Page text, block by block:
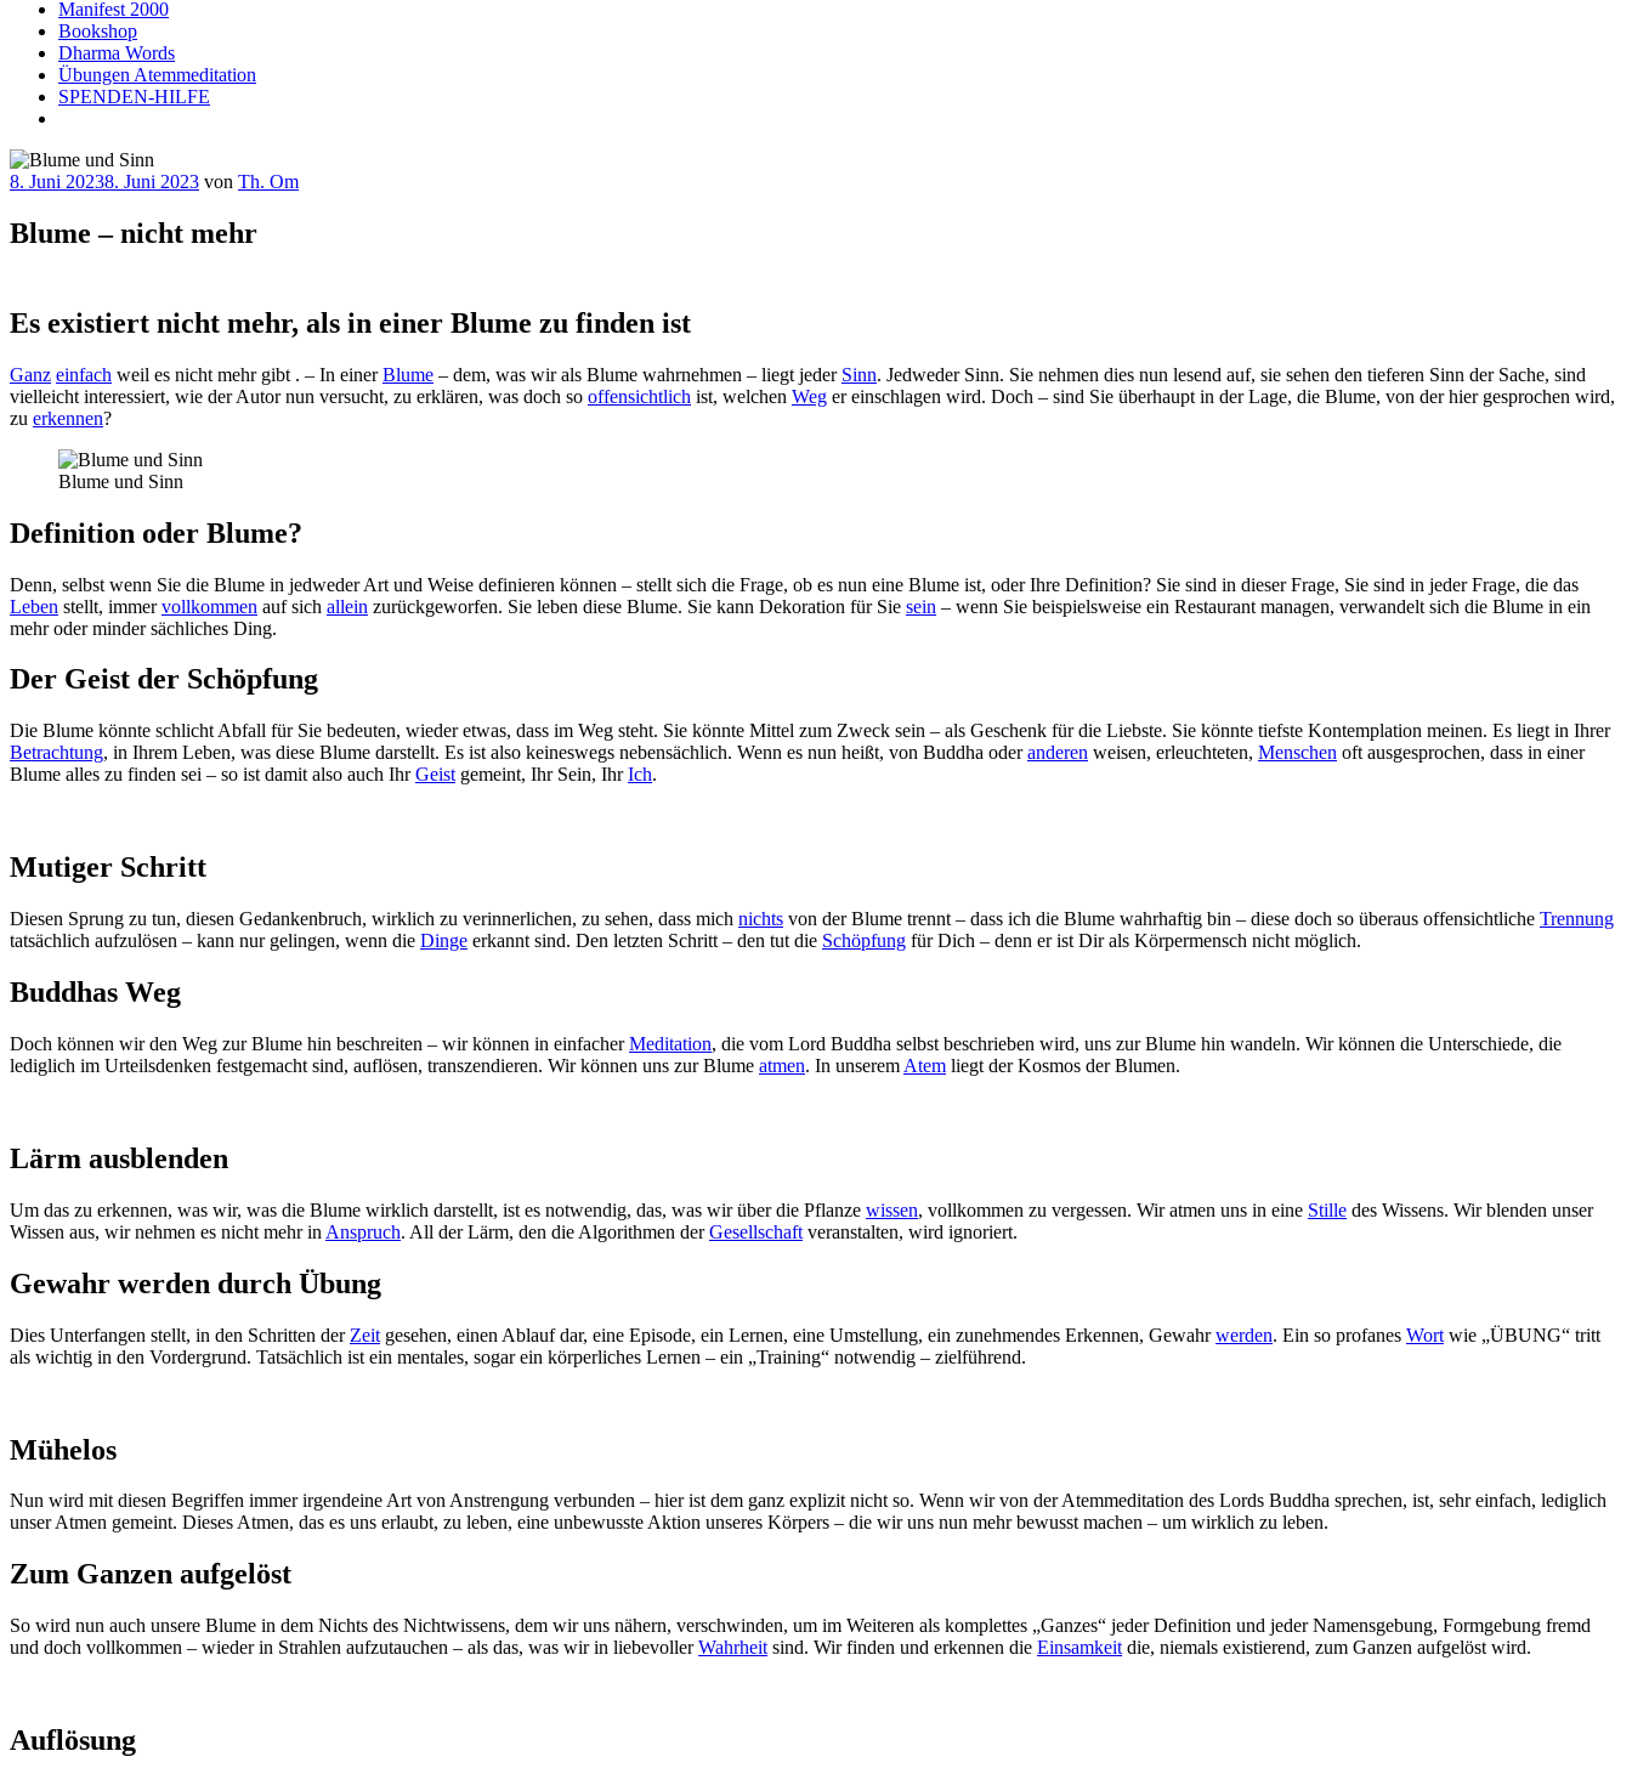
Manifest 2000
Bookshop
Dharma Words
Übungen Atemmeditation
SPENDEN-HILFE
Veröffentlicht
8. Juni 20238. Juni 2023 von Th. Om
Blume – nicht mehr
Es existiert nicht mehr, als in einer Blume zu finden ist
Ganz einfach weil es nicht mehr gibt . – In einerBlume – dem, was wir als Blume wahrnehmen – liegt jeder Sinn. Jedweder Sinn. Sie nehmen dies nun lesend auf, sie sehen den tieferen Sinn der Sache, sind
vielleicht interessiert, wie der Autor nun versucht, zu erklären, was doch so offensichtlich ist, welchen Weg er einschlagen wird. Doch – sind Sie überhaupt in der Lage, die Blume, von der hier gesprochen wird,
zu erkennen?
Blume und Sinn
Definition oder Blume?
Denn, selbst wenn Sie die Blume in jedweder Art und Weise definieren können – stellt sich die Frage, ob es nun eine Blume ist, oder Ihre Definition? Sie sind in dieser Frage, Sie sind in jeder Frage, die das
Leben stellt, immervollkommen auf sich allein zurückgeworfen. Sie leben diese Blume. Sie kann Dekoration für Sie sein – wenn Sie beispielsweise ein Restaurant managen, verwandelt sich die Blume in ein
mehr oder minder sächliches Ding.
Der Geist der Schöpfung
Die Blume könnte schlicht Abfall für Sie bedeuten, wieder etwas, dass im Weg steht. Sie könnte Mittel zum Zweck sein – als Geschenk für die Liebste. Sie könnte tiefste Kontemplation meinen. Es liegt in Ihrer
Betrachtung, in Ihrem Leben, was diese Blume darstellt. Es ist also keineswegs nebensächlich. Wenn es nun heißt, von Buddha oderanderen weisen, erleuchteten, Menschen oft ausgesprochen, dass in einer
Blume alles zu finden sei – so ist damit also auch IhrGeist gemeint, Ihr Sein, IhrIch.
Mutiger Schritt
Diesen Sprung zu tun, diesen Gedankenbruch, wirklich zu verinnerlichen, zu sehen, dass mich nichts von der Blume trennt – dass ich die Blume wahrhaftig bin – diese doch so überaus offensichtliche Trennung
tatsächlich aufzulösen – kann nur gelingen, wenn die Dinge erkannt sind. Den letzten Schritt – den tut die Schöpfung für Dich – denn er ist Dir als Körpermensch nicht möglich.
Buddhas Weg
Doch können wir den Weg zur Blume hin beschreiten – wir können in einfacherMeditation, die vom Lord Buddha selbst beschrieben wird, uns zur Blume hin wandeln. Wir können die Unterschiede, die
lediglich im Urteilsdenken festgemacht sind, auflösen, transzendieren. Wir können uns zur Blume atmen. In unserem Atem liegt der Kosmos der Blumen.
Lärm ausblenden
Um das zu erkennen, was wir, was die Blume wirklich darstellt, ist es notwendig, das, was wir über die Pflanze wissen, vollkommen zu vergessen. Wir atmen uns in eine Stille des Wissens. Wir blenden unser
Wissen aus, wir nehmen es nicht mehr in Anspruch. All der Lärm, den die Algorithmen derGesellschaft veranstalten, wird ignoriert.
Gewahr werden durch Übung
Dies Unterfangen stellt, in den Schritten der Zeit gesehen, einen Ablauf dar, eine Episode, ein Lernen, eine Umstellung, ein zunehmendes Erkennen, Gewahrwerden. Ein so profanes Wort wie „ÜBUNG“ tritt
als wichtig in den Vordergrund. Tatsächlich ist ein mentales, sogar ein körperliches Lernen – ein „Training“ notwendig – zielführend.
Mühelos
Nun wird mit diesen Begriffen immer irgendeine Art von Anstrengung verbunden – hier ist dem ganz explizit nicht so. Wenn wir von der Atemmeditation des Lords Buddha sprechen, ist, sehr einfach, lediglich
unser Atmen gemeint. Dieses Atmen, das es uns erlaubt, zu leben, eine unbewusste Aktion unseres Körpers – die wir uns nun mehr bewusst machen – um wirklich zu leben.
Zum Ganzen aufgelöst
So wird nun auch unsere Blume in dem Nichts des Nichtwissens, dem wir uns nähern, verschwinden, um im Weiteren als komplettes „Ganzes“ jeder Definition und jeder Namensgebung, Formgebung fremd
und doch vollkommen – wieder in Strahlen aufzutauchen – als das, was wir in liebevollerWahrheit sind. Wir finden und erkennen die Einsamkeit die, niemals existierend, zum Ganzen aufgelöst wird.
Auflösung